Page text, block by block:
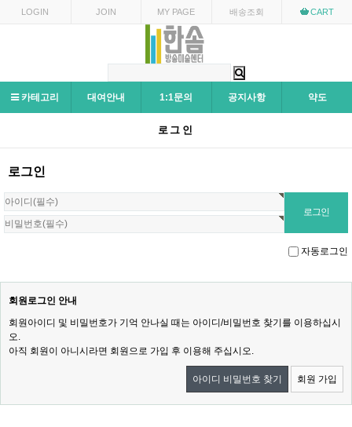
LOGIN JOIN MY PAGE 배송조회 CART
카테고리 대여안내 1:1문의 공지사항 약도
로그인
로그인
자동로그인
회원로그인 안내
회원아이디 및 비밀번호가 기억 안나실 때는 아이디/비밀번호 찾기를 이용하십시
오.
아직 회원이 아니시라면 회원으로 가입 후 이용해 주십시오.
아이디 비밀번호 찾기 회원 가입